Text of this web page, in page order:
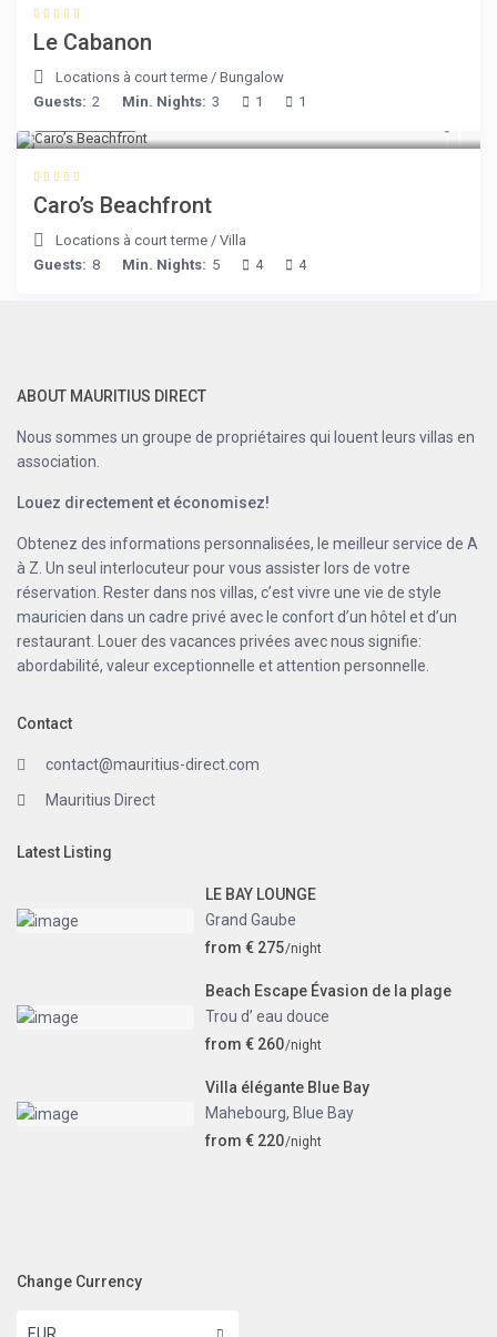
Le Cabanon
Locations à court terme /Bungalow
Guests: 2 Min. Nights: 3 1 1
Caro’s Beachfront
Locations à court terme /Villa
Guests: 8 Min. Nights: 5 4 4
ABOUT MAURITIUS DIRECT
Nous sommes un groupe de propriétaires qui louent leurs villas en
association.
Louez directement et économisez!
Obtenez des informations personnalisées, le meilleur service de A
à Z. Un seul interlocuteur pour vous assister lors de votre
réservation. Rester dans nos villas, c’est vivre une vie de style
mauricien dans un cadre privé avec le confort d’un hôtel et d’un
restaurant. Louer des vacances privées avec nous signifie:
abordabilité, valeur exceptionnelle et attention personnelle.
Contact
contact@mauritius-direct.com
Mauritius Direct
Latest Listing
LE BAY LOUNGE
Grand Gaube
from € 275/night
Beach Escape Évasion de la plage
Trou d’ eau douce
from € 260/night
Villa élégante Blue Bay
Mahebourg, Blue Bay
from € 220/night
Change Currency